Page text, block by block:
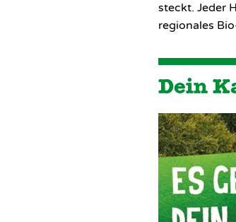
steckt. Jeder
regionales
Dein